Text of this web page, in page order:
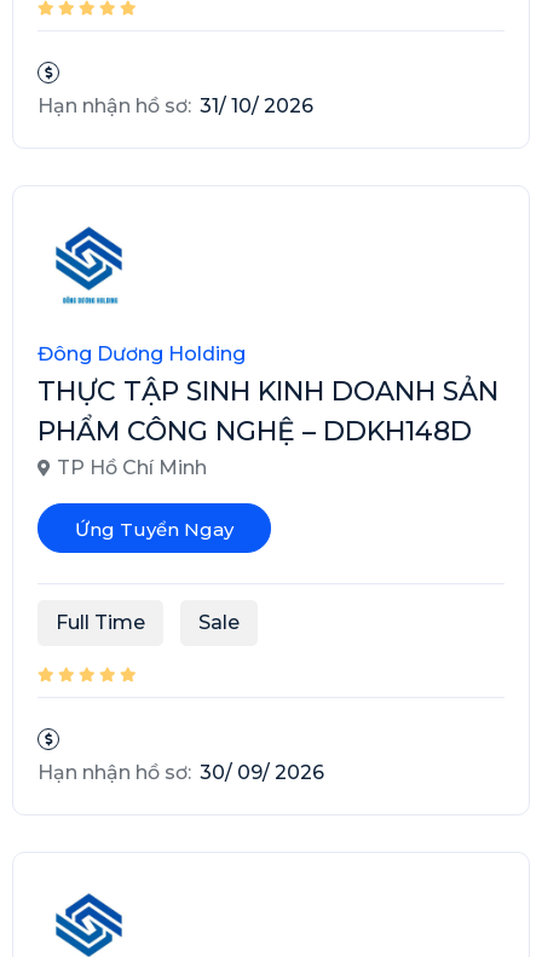
Hạn nhận hồ sơ: 31/ 10/ 2026
Đông Dương Holding
THỰC TẬP SINH KINH DOANH SẢN
PHẨM CÔNG NGHỆ – DDKH148D
TP Hồ Chí Minh
Ứng Tuyển Ngay
Full Time Sale
Hạn nhận hồ sơ: 30/ 09/ 2026